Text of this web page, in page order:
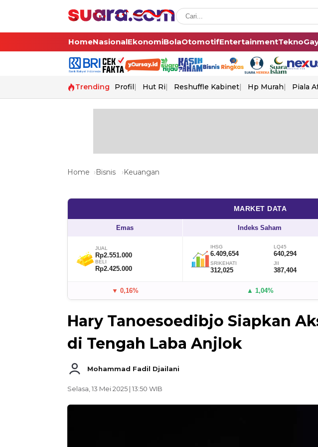
HomeNasionalEkonomiBolaOtomotifEntertainmentTekno
Trending Profil Hut Ri Reshuffle Kabinet Hp Murah Piala
Home Bisnis Keuangan
MARKET DATA
Emas Indeks Saham
JUAL
Rp2.551.000
BELI
Rp2.425.000
IHSG
6.409,654
LQ45
640,294
SRIKEHATI
312,025
JII
387,404
▼ 0,16% ▲ 1,04%
Hary Tanoesoedibjo Siapkan
di Tengah Laba Anjlok
Mohammad Fadil Djailani
Selasa, 13 Mei 2025 | 13:50 WIB